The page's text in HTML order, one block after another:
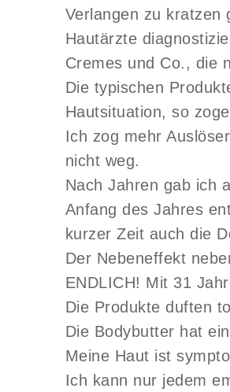
Verlangen zu kratzen
Hautärzte
Cremes und Co., die
Die typischen
Hautsituation, so
Ich zog mehr
nicht weg.
Nach Jahren gab ich
Anfang des Jahres
kurzer Zeit auch die
Der Nebeneffekt
ENDLICH! Mit 31
Die Produkte duften
Die Bodybutter hat
Meine Haut ist
Ich kann nur jedem